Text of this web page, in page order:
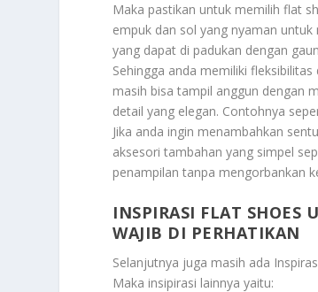
Maka pastikan untuk memilih flat
empuk dan sol yang nyaman
yang dapat di padukan dengan
Sehingga anda memiliki
masih bisa tampil anggun dengan
detail yang elegan. Contohnya
Jika anda ingin menambahkan
aksesori tambahan yang simpel
penampilan tanpa mengorbankan
INSPIRASI FLAT
WAJIB DI PERHATIKAN
Selanjutnya juga masih ada
Maka insipirasi lainnya yaitu: